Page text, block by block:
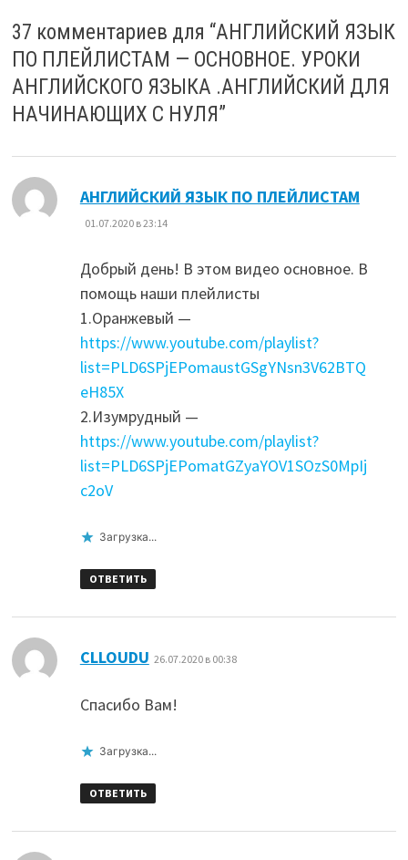
37 комментариев для “АНГЛИЙСКИЙ ЯЗЫК
ПО ПЛЕЙЛИСТАМ — ОСНОВНОЕ. УРОКИ
АНГЛИЙСКОГО ЯЗЫКА .АНГЛИЙСКИЙ ДЛЯ
НАЧИНАЮЩИХ С НУЛЯ”
АНГЛИЙСКИЙ ЯЗЫК ПО ПЛЕЙЛИСТАМ
01.07.2020 в 23:14
Добрый день! В этом видео основное. В
помощь наши плейлисты
1.Оранжевый —
https://www.youtube.com/playlist?
list=PLD6SPjEPomaustGSgYNsn3V62BTQ
eH85X
2.Изумрудный —
https://www.youtube.com/playlist?
list=PLD6SPjEPomatGZyaYOV1SOzS0MpIj
c2oV
Загрузка...
ОТВЕТИТЬ
CLLOUDU 26.07.2020 в 00:38
Спасибо Вам!
Загрузка...
ОТВЕТИТЬ